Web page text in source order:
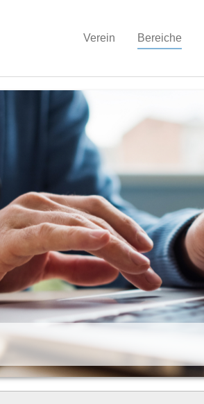
Verein Bereiche